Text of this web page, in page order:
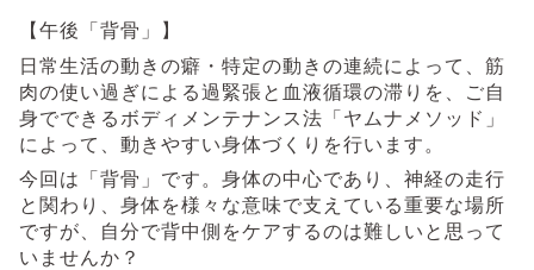
【午後「背骨」】
日常生活の動きの癖・特定の動きの連続によって、筋
肉の使い過ぎによる過緊張と血液循環の滞りを、ご自
身でできるボディメンテナンス法「ヤムナメソッド」
によって、動きやすい身体づくりを行います。
今回は「背骨」です。身体の中心であり、神経の走行
と関わり、身体を様々な意味で支えている重要な場所
ですが、自分で背中側をケアするのは難しいと思って
いませんか？